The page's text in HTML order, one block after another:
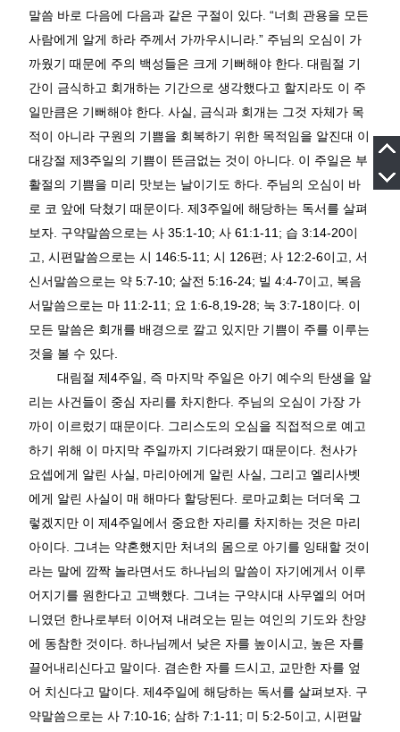
말씀 바로 다음에 다음과 같은 구절이 있다 . “너희 관용을 모든
사람에게 알게 하라 주께서 가까우시니라 .” 주님의 오심이 가
까웠기 때문에 주의 백성들은 크게 기뻐해야 한다 대림절 기
간이 금식하고 회개하는 기간으로 생각했다고 할지라도 이 주
일만큼은 기뻐해야 한다 사실
금식과 회개는 그것 자체가 목
적이 아니라 구원의 기쁨을 회복하기 위한 목적임을 알진대 이
대강절 제3주일의 기쁨이 뜬금없는 것이 아니다 이 주일은 부
활절의 기쁨을 미리 맛보는 날이기도 하다 주님의 오심이 바
로 코 앞에 닥쳤기 때문이다 제3주일에 해당하는 독서를 살펴
보자 구약말씀으로는 사 35:1-10; 사 61:1-11; 습 3:14-20이
고
시편말씀으로는 시 146:5-11; 시 126편; 사 12:2-6이고
서
신서말씀으로는 약 5:7-10; 살전 5:16-24; 빌 4:4-7이고
복음
서말씀으로는 마 11:2-11; 요 1:6-8,19-28; 눅 3:7-18이다 이
모든 말씀은 회개를 배경으로 깔고 있지만 기쁨이 주를 이루는
것을 볼 수 있다
대림절 제4주일
즉 마지막 주일은 아기 예수의 탄생을 알
리는 사건들이 중심 자리를 차지한다 주님의 오심이 가장 가
까이 이르렀기 때문이다
그리스도의 오심을 직접적으로 예고
하기 위해 이 마지막 주일까지 기다려왔기 때문이다 천사가
요셉에게 알린 사실
마리아에게 알린 사실
그리고 엘리사벳
에게 알린 사실이 매 해마다 할당된다
로마교회는 더더욱 그
렇겠지만 이 제4주일에서 중요한 자리를 차지하는 것은 마리
아이다
그녀는 약혼했지만 처녀의 몸으로 아기를 잉태할 것이
라는 말에 깜짝 놀라면서도 하나님의 말씀이 자기에게서 이루
어지기를 원한다고 고백했다
그녀는 구약시대 사무엘의 어머
니였던 한나로부터 이어져 내려오는 믿는 여인의 기도와 찬양
에 동참한 것이다 하나님께서 낮은 자를 높이시고
높은 자를
끌어내리신다고 말이다 겸손한 자를 드시고
교만한 자를 엎
어 치신다고 말이다 제4주일에 해당하는 독서를 살펴보자 구
약말씀으로는 사 7:10-16; 삼하 7:1-11; 미 5:2-5이고
시편말